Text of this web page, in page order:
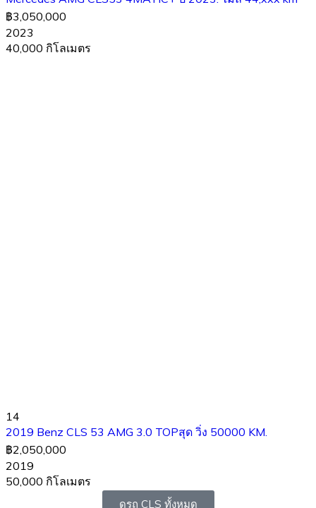
฿3,050,000
2023
40,000 กิโลเมตร
14
2019 Benz CLS 53 AMG 3.0 TOPสุด วิ่ง 50000 KM.
฿2,050,000
2019
50,000 กิโลเมตร
ดูรถ CLS ทั้งหมด